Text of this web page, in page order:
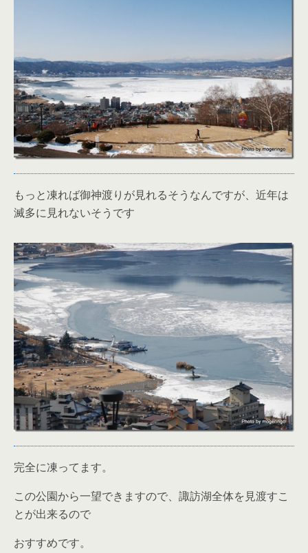
もっと凍れば御神渡りが見れるそうなんですが、近年は
滅多に見れないそうです
完全に凍ってます。
この公園から一望できますので、諏訪湖全体を見渡すこ
とが出来るので
おすすめです。